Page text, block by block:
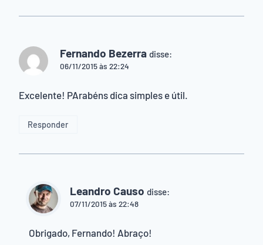
Fernando Bezerra disse:
06/11/2015 às 22:24
Excelente! PArabéns dica simples e útil.
Responder
Leandro Causo disse:
07/11/2015 às 22:48
Obrigado, Fernando! Abraço!